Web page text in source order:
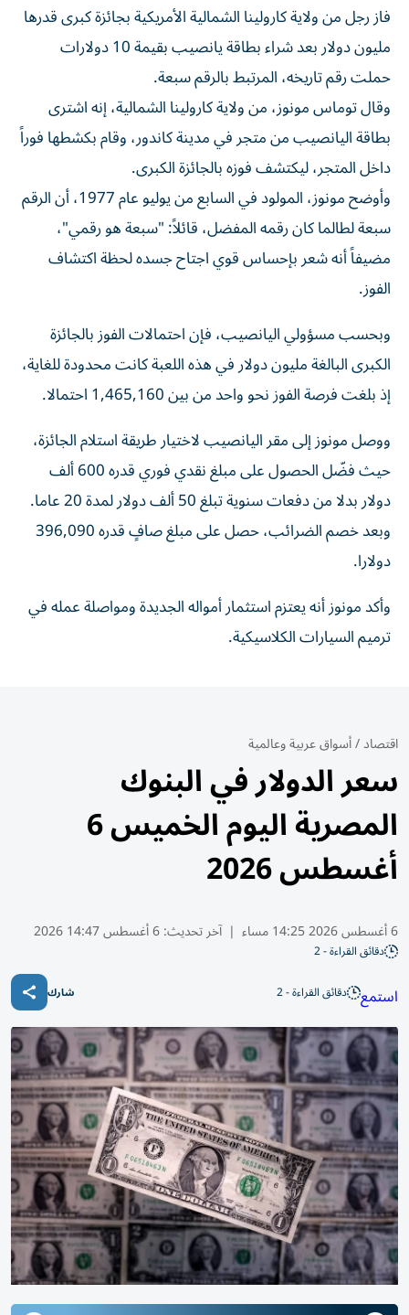
فاز رجل من ولاية كارولينا الشمالية الأمريكية بجائزة كبرى قدرها
مليون دولار بعد شراء بطاقة يانصيب بقيمة 10 دولارات
حملت رقم تاريخه، المرتبط بالرقم سبعة.
وقال توماس مونوز، من ولاية كارولينا الشمالية، إنه اشترى
بطاقة اليانصيب من متجر في مدينة كاندور، وقام بكشطها فوراً
داخل المتجر، ليكتشف فوزه بالجائزة الكبرى.
وأوضح مونوز، المولود في السابع من يوليو عام 1977، أن الرقم
سبعة لطالما كان رقمه المفضل، قائلاً: "سبعة هو رقمي"،
مضيفاً أنه شعر بإحساس قوي اجتاح جسده لحظة اكتشاف
الفوز.
وبحسب مسؤولي اليانصيب، فإن احتمالات الفوز بالجائزة
الكبرى البالغة مليون دولار في هذه اللعبة كانت محدودة للغاية،
إذ بلغت فرصة الفوز نحو واحد من بين 1,465,160 احتمالا.
ووصل مونوز إلى مقر اليانصيب لاختيار طريقة استلام الجائزة،
حيث فضّل الحصول على مبلغ نقدي فوري قدره 600 ألف
دولار بدلا من دفعات سنوية تبلغ 50 ألف دولار لمدة 20 عاما.
وبعد خصم الضرائب، حصل على مبلغ صافٍ قدره 396,090
دولارا.
وأكد مونوز أنه يعتزم استثمار أمواله الجديدة ومواصلة عمله في
ترميم السيارات الكلاسيكية.
اقتصاد/أسواق عربية وعالمية
سعر الدولار في البنوك
المصرية اليوم الخميس 6
أغسطس 2026
6 أغسطس 2026 14:25 مساء | آخر تحديث:6 أغسطس 14:47 2026
دقائق القراءة - 2
استمع دقائق القراءة - 2 شارك